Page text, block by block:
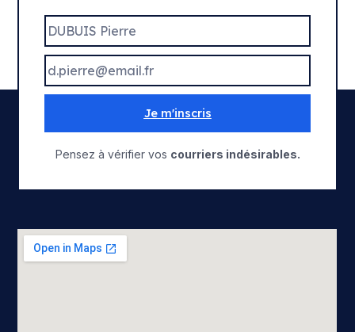
Je m'inscris
Pensez à vérifier vos courriers indésirables.